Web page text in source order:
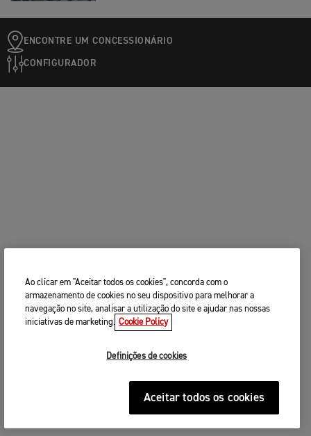
ENCONTRE UM CONCESSIONÁRIO
CONFIGURADOR
Ao clicar em "Aceitar todos os cookies", concorda com o
armazenamento de cookies no seu dispositivo para melhorar a
navegação no site, analisar a utilização do site e ajudar nas nossas
iniciativas de marketing. Cookie Policy
Definições de cookies
Aceitar todos os cookies